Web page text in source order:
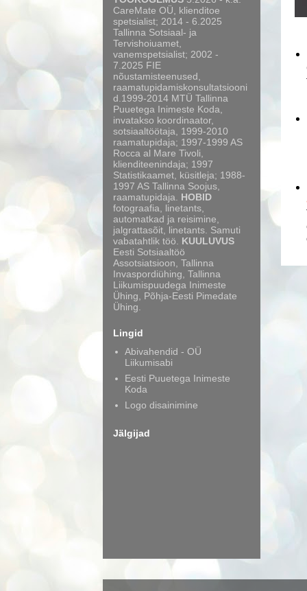
CareMate OÜ, klienditoe
spetsialist; 2014 - 6.2025
Tallinna Sotsiaal- ja
Tervishoiuamet,
vanemspetsialist; 2002 -
7.2025 FIE
nõustamisteenused,
raamatupidamiskonsultatsiooni
d.1999-2014 MTÜ Tallinna
Puuetega Inimeste Koda,
invatakso koordinaator,
sotsiaaltöötaja, 1999-2010
raamatupidaja; 1997-1999 AS
Rocca al Mare Tivoli,
klienditeenindaja; 1997
Statistikaamet, küsitleja; 1988-
1997 AS Tallinna Soojus,
raamatupidaja. HOBID
fotograafia, linetants,
automatkad ja reisimine,
jalgrattasõit, linetants. Samuti
vabatahtlik töö. KUULUVUS
Eesti Sotsiaaltöö
Assotsiatsioon, Tallinna
Invaspordiühing, Tallinna
Liikumispuudega Inimeste
Ühing, Põhja-Eesti Pimedate
Ühing.
Lingid
Abivahendid - OÜ
Liikumisabi
Eesti Puuetega Inimeste
Koda
Logo disainimine
Jälgijad